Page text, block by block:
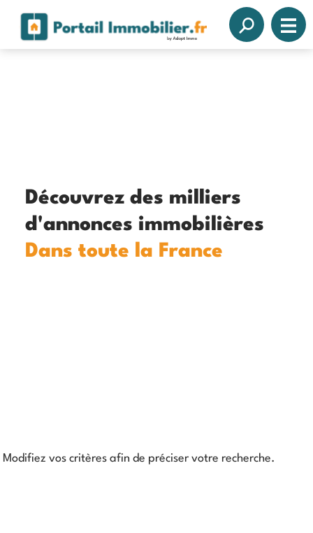
Découvrez des milliers
d'annonces immobilières
Dans toute la France
Modifiez vos critères afin de préciser votre recherche.